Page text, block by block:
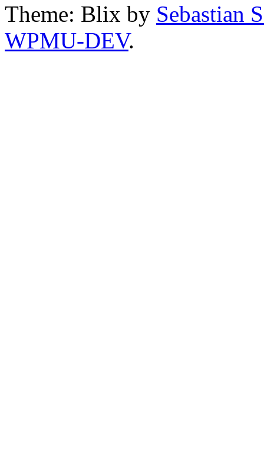
Theme: Blix by Sebastian
WPMU-DEV.